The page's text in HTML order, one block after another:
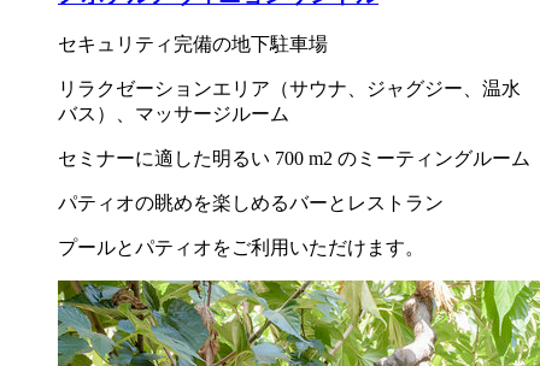
セキュリティ完備の地下駐車場
リラクゼーションエリア（サウナ、ジャグジー、温水
バス）、マッサージルーム
セミナーに適した明るい 700 m2 のミーティングルーム
パティオの眺めを楽しめるバーとレストラン
プールとパティオをご利用いただけます。